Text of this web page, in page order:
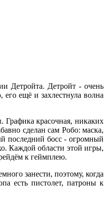
Детройта. Детройт - очень
ещё и захлестнула волна
Графика красочная, никаких
сделан сам Робо: маска,
последний босс - огромный
Каждой области этой игры,
к геймплею.
занести, поэтому, когда
есть пистолет, патроны к